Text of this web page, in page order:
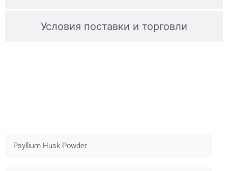
Условия поставки и торговли